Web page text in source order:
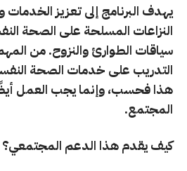
يهدف البرنامج إلى تعزيز الخدمات
النزاعات المسلحة على الصحة
سياقات الطوارئ والنزوح. من
التدريب على خدمات الصحة
هذا فحسب، وإنما يجب العمل
المجتمع.
كيف يقدم هذا الدعم المجتمعي؟